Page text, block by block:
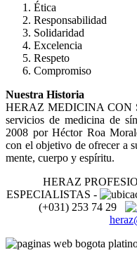
Ética
Responsabilidad
Solidaridad
Excelencia
Respeto
Compromiso
Nuestra Historia
HERAZ MEDICINA CON
servicios de medicina de
2008 por Héctor Roa
con el objetivo de ofrecer a
mente, cuerpo y espíritu.
HERAZ
ESPECIALISTAS -
(+031) 253 74 29